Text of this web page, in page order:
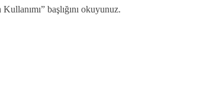
başlığını okuyunuz.